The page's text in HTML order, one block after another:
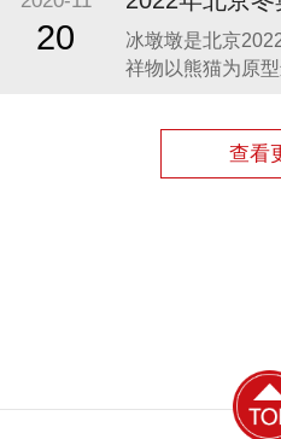
品行业深耕23年
用用户超百万。
硅胶母婴
20
冰墩墩是北京
祥物以熊猫为原
心，奥运组委会
产，而众盛硅胶
查看